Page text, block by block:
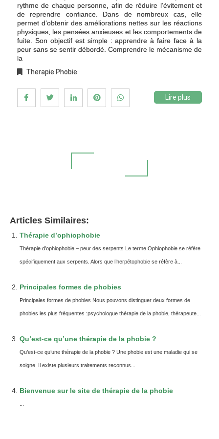
rythme de chaque personne, afin de réduire l’évitement et
de reprendre confiance. Dans de nombreux cas, elle
permet d’obtenir des améliorations nettes sur les réactions
physiques, les pensées anxieuses et les comportements de
fuite. Son objectif est simple : apprendre à faire face à la
peur sans se sentir débordé. Comprendre le mécanisme de
la
Therapie Phobie
Lire plus
Articles Similaires:
Thérapie d’ophiophobie
Thérapie d’ophiophobie – peur des serpents Le terme Ophiophobie se réfère
spécifiquement aux serpents. Alors que l’herpétophobie se réfère à...
Principales formes de phobies
Principales formes de phobies Nous pouvons distinguer deux formes de
phobies les plus fréquentes :psychologue thérapie de la phobie, thérapeute...
Qu’est-ce qu’une thérapie de la phobie ?
Qu’est-ce qu’une thérapie de la phobie ? Une phobie est une maladie qui se
soigne. Il existe plusieurs traitements reconnus...
Bienvenue sur le site de thérapie de la phobie